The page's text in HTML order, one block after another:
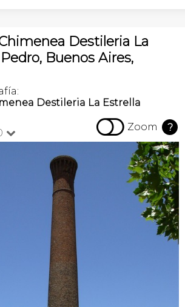
Destileria La
Buenos Aires,
Destileria La Estrella
  Zoom ?